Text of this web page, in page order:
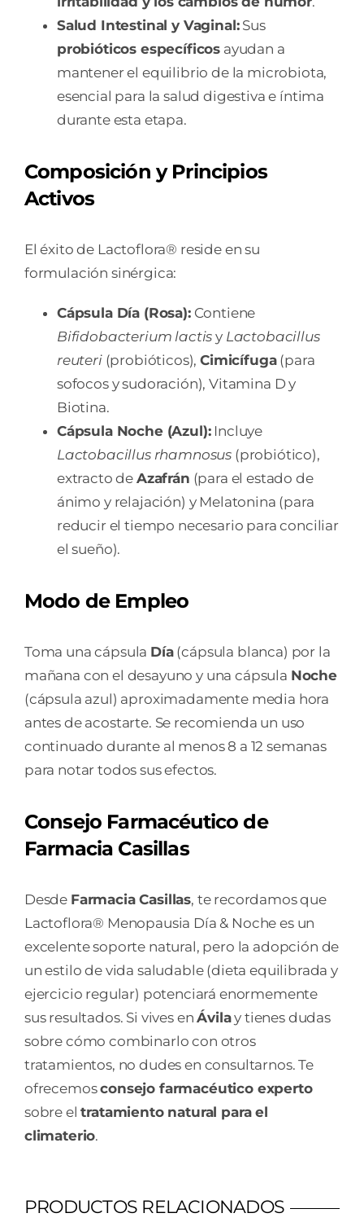
Salud Intestinal y Vaginal:Sus
probióticos específicos ayudan a
mantener el equilibrio de la microbiota,
esencial para la salud digestiva e íntima
durante esta etapa.
Composición y Principios
Activos
El éxito de Lactoflora® reside en su
formulación sinérgica:
Cápsula Día (Rosa):Contiene
Bifidobacterium lactis y Lactobacillus
reuteri(probióticos),Cimicífuga(para
sofocos y sudoración), Vitamina D y
Biotina.
Cápsula Noche (Azul):Incluye
Lactobacillus rhamnosus (probiótico),
extracto de Azafrán (para el estado de
ánimo y relajación) y Melatonina (para
reducir el tiempo necesario para conciliar
el sueño).
Modo de Empleo
Toma una cápsula Día(cápsula blanca) por la
mañana con el desayuno y una cápsula Noche
(cápsula azul) aproximadamente media hora
antes de acostarte. Se recomienda un uso
continuado durante al menos 8 a 12 semanas
para notar todos sus efectos.
Consejo Farmacéutico de
Farmacia Casillas
Desde Farmacia Casillas, te recordamos que
Lactoflora® Menopausia Día & Noche es un
excelente soporte natural, pero la adopción de
un estilo de vida saludable (dieta equilibrada y
ejercicio regular) potenciará enormemente
sus resultados. Si vives enÁvilay tienes dudas
sobre cómo combinarlo con otros
tratamientos, no dudes en consultarnos. Te
ofrecemosconsejo farmacéutico experto
sobre eltratamiento natural para el
climaterio.
PRODUCTOS RELACIONADOS